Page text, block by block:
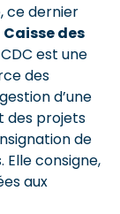
ce dernier
Caisse des
est une
des
d’une
des projets
de
consigne,
aux